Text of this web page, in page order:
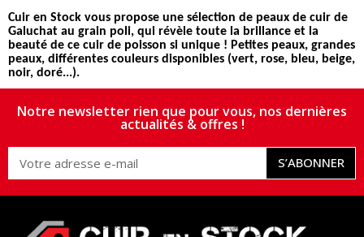
Cuir en Stock vous propose une sélection de peaux de cuir de
Galuchat au grain poli, qui révèle toute la brillance et la
beauté de ce cuir de poisson si unique ! Petites peaux, grandes
peaux, différentes couleurs disponibles (vert, rose, bleu, beige,
noir, doré...).
Notre newsletter rien que pour vous, nos dernières
actualités & offres !
S’ABONNER